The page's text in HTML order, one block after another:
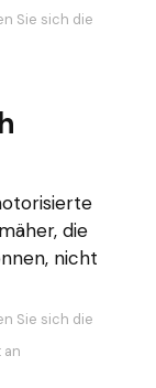
Sie sich die
die
nicht
Sie sich die